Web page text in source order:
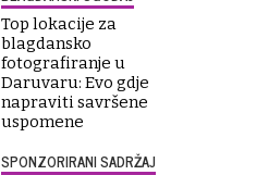
Top lokacije za
blagdansko
fotografiranje u
Daruvaru: Evo gdje
napraviti savršene
uspomene
SPONZORIRANI SADRŽAJ